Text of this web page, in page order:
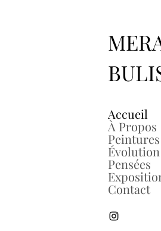
Accueil
À Propos
Peintures
Pensées
Contact